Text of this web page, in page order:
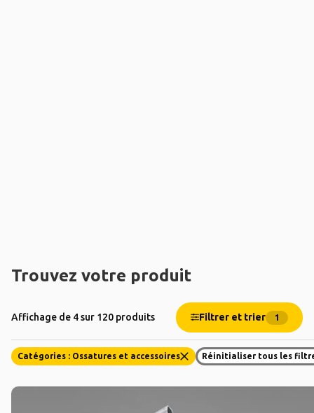
Trouvez votre produit
Affichage de 4 sur 120 produits Filtrer et trier 1
Catégories : Ossatures et accessoires Réinitialiser tous les